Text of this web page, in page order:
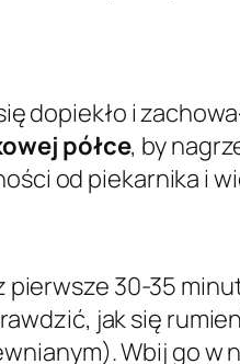
dopiekło i
półce, by
od piekarnika i
30-35
jak się
Wbij go w